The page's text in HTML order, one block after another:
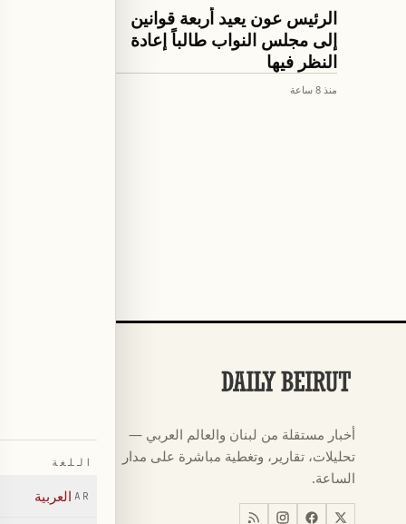
اخبار لبنان
الرئيس عون يعيد أربعة قوانين
إلى مجلس النواب طالباً إعادة
النظر فيها
منذ 8 ساعة
أخبار مستقلة من لبنان والعالم العربي —
تحليلات، تقارير، وتغطية مباشرة على مدار
الساعة.
كأس العالم
←أخبار
←اخبار لبنان
اللغة
AR العربية